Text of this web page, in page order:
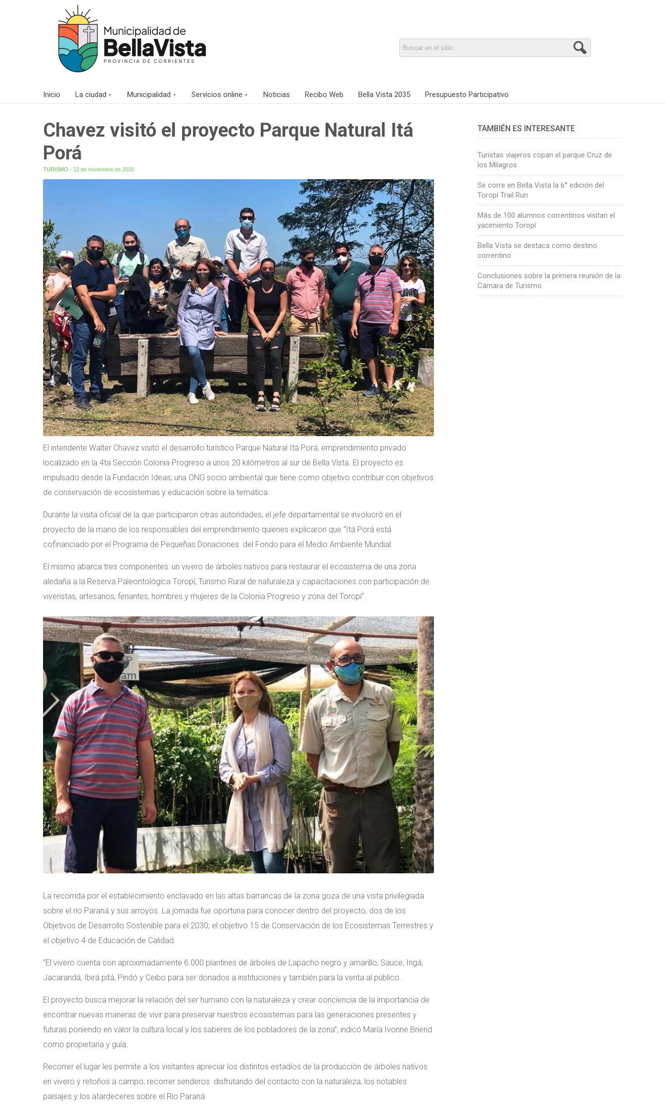
Inicio La ciudad Municipalidad Servicios online Noticias Recibo Web Bella Vista 2035 Presupuesto Participativo
Chavez visitó el proyecto Parque Natural Itá
Porá
TURISMO - 12 de noviembre de 2020
El intendente Walter Chavez visitó el desarrollo turístico Parque Natural Itá Porá, emprendimiento privado
localizado en la 4ta Sección Colonia Progreso a unos 20 kilómetros al sur de Bella Vista. El proyecto es
impulsado desde la Fundación Ideas; una ONG socio ambiental que tiene como objetivo contribuir con objetivos
de conservación de ecosistemas y educación sobre la temática.
Durante la visita oficial de la que participaron otras autoridades, el jefe departamental se involucró en el
proyecto de la mano de los responsables del emprendimiento quienes explicaron que “Itá Porá está
cofinanciado por el Programa de Pequeñas Donaciones del Fondo para el Medio Ambiente Mundial.
El mismo abarca tres componentes: un vivero de árboles nativos para restaurar el ecosistema de una zona
aledaña a la Reserva Paleontológica Toropí, Turismo Rural de naturaleza y capacitaciones con participación de
viveristas, artesanos, feriantes, hombres y mujeres de la Colonia Progreso y zona del Toropí”.
La recorrida por el establecimiento enclavado en las altas barrancas de la zona goza de una vista privilegiada
sobre el río Paraná y sus arroyos. La jornada fue oportuna para conocer dentro del proyecto, dos de los
Objetivos de Desarrollo Sostenible para el 2030; el objetivo 15 de Conservación de los Ecosistemas Terrestres y
el objetivo 4 de Educación de Calidad.
“El vivero cuenta con aproximadamente 6.000 plantines de árboles de Lapacho negro y amarillo, Sauce, Ingá,
Jacarandá, Ibirá pitá, Pindó y Ceibo para ser donados a instituciones y también para la venta al público.
El proyecto busca mejorar la relación del ser humano con la naturaleza y crear conciencia de la importancia de
encontrar nuevas maneras de vivir para preservar nuestros ecosistemas para las generaciones presentes y
futuras poniendo en valor la cultura local y los saberes de los pobladores de la zona”, indicó María Ivonne Briend
como propietaria y guía.
Recorrer el lugar les permite a los visitantes apreciar los distintos estadíos de la producción de árboles nativos
en vivero y retoños a campo, recorrer senderos disfrutando del contacto con la naturaleza, los notables
paisajes y los atardeceres sobre el Río Paraná.
TAMBIÉN ES INTERESANTE
Turistas viajeros copan el parque Cruz de
los Milagros
Se corre en Bella Vista la 6° edición del
Toropí Trail Run
Más de 100 alumnos correntinos visitan el
yacimiento Toropí
Bella Vista se destaca como destino
correntino
Conclusiones sobre la primera reunión de la
Cámara de Turismo